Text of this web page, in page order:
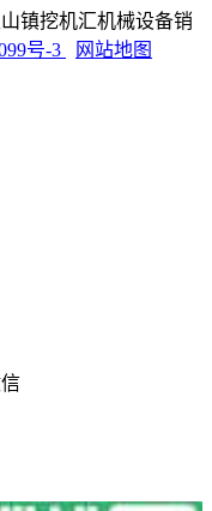
镇挖机汇机械设备销
号-3 网站地图